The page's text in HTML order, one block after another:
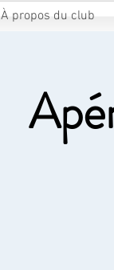
À propos du club